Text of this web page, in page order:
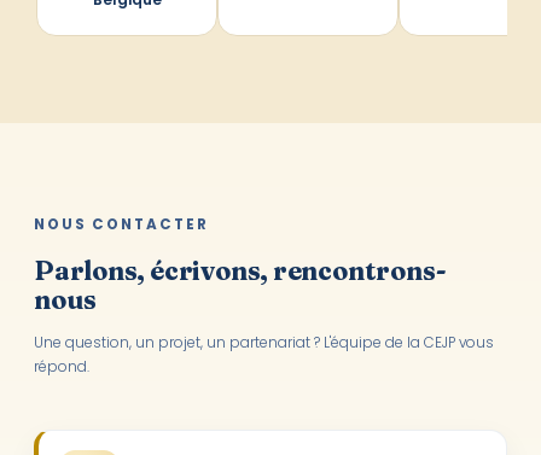
NOUS CONTACTER
Parlons, écrivons, rencontrons-
nous
Une question, un projet, un partenariat ? L'équipe de la CEJP vous
répond.